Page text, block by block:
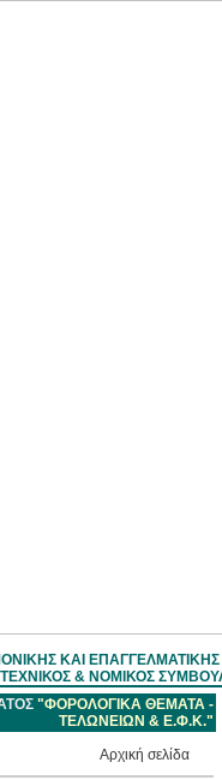
ΚΑΙ
& ΝΟΜΙΚΟΣ
"ΦΟΡΟΛΟΓΙΚΑ ΘΕΜΑΤΑ -
ΤΕΛΩΝΕΙΩΝ & Ε.Φ.Κ."
Aρχική σελίδα